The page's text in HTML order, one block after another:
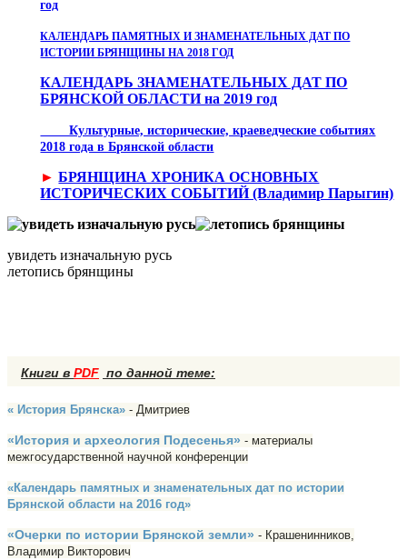
год
КАЛЕНДАРЬ ПАМЯТНЫХ И ЗНАМЕНАТЕЛЬНЫХ ДАТ ПО
ИСТОРИИ БРЯНЩИНЫ НА 2018 ГОД
КАЛЕНДАРЬ ЗНАМЕНАТЕЛЬНЫХ ДАТ ПО
БРЯНСКОЙ ОБЛАСТИ на 2019 год
Культурные, исторические, краеведческие событиях
2018 года в Брянской области
► БРЯНЩИНА ХРОНИКА ОСНОВНЫХ
ИСТОРИЧЕСКИХ СОБЫТИЙ (Владимир Парыгин)
увидеть изначальную русь
летопись брянщины
Книги в PDF по данной теме:
« История Брянска» - Дмитриев
«История и археология Подесенья» - материалы
межгосударственной научной конференции
«Календарь памятных и знаменательных дат по истории
Брянской области на 2016 год»
«Очерки по истории Брянской земли» - Крашенинников,
Владимир Викторович